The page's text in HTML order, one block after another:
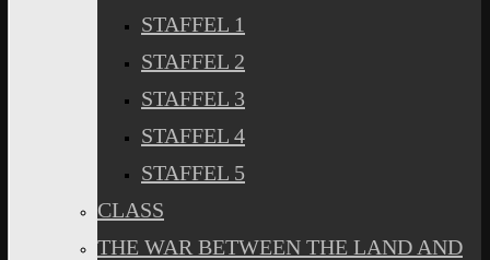
STAFFEL 1
STAFFEL 2
STAFFEL 3
STAFFEL 4
STAFFEL 5
CLASS
THE WAR BETWEEN THE LAND AND